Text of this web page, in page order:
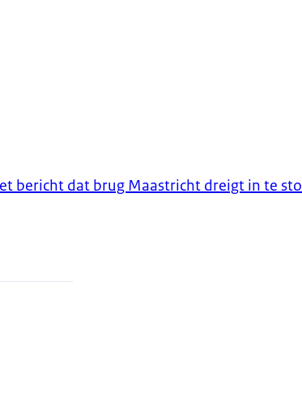
bericht dat brug Maastricht dreigt in te